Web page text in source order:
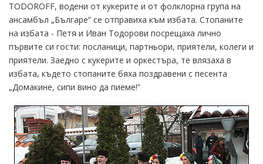
TODOROFF, водени от кукерите и от фолклорна група на
ансамбъл „Българе” се отправиха към избата. Стопаните
на избата - Петя и Иван Тодорови посрещаха лично
първите си гости: посланици, партньори, приятели, колеги и
приятели. Заедно с кукерите и оркестъра, те влязаха в
избата, където стопаните бяха поздравени с песента
„Домакине, сипи вино да пиеме!”